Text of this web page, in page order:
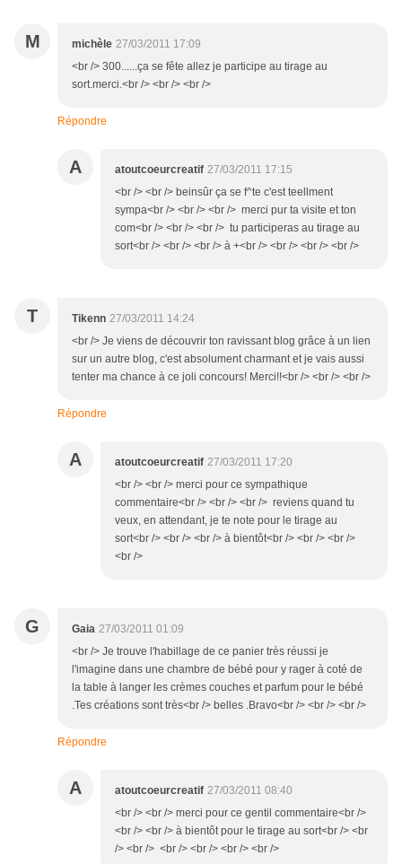
M michèle 27/03/2011 17:09
<br /> 300......ça se fête allez je participe au tirage au
sort.merci.<br /> <br /> <br />
Répondre
A atoutcoeurcreatif 27/03/2011 17:15
<br /> <br /> beinsûr ça se f^te c'est teellment
sympa<br /> <br /> <br /> merci pur ta visite et ton
com<br /> <br /> <br /> tu participeras au tirage au
sort<br /> <br /> <br /> à +<br /> <br /> <br /> <br />
T Tikenn 27/03/2011 14:24
<br /> Je viens de découvrir ton ravissant blog grâce à un lien
sur un autre blog, c'est absolument charmant et je vais aussi
tenter ma chance à ce joli concours! Merci!!<br /> <br /> <br />
Répondre
A atoutcoeurcreatif 27/03/2011 17:20
<br /> <br /> merci pour ce sympathique
commentaire<br /> <br /> <br /> reviens quand tu
veux, en attendant, je te note pour le tirage au
sort<br /> <br /> <br /> à bientôt<br /> <br /> <br />
<br />
G Gaia 27/03/2011 01:09
<br /> Je trouve l'habillage de ce panier très réussi je
l'imagine dans une chambre de bébé pour y rager à coté de
la table à langer les crèmes couches et parfum pour le bébé
.Tes créations sont très<br /> belles .Bravo<br /> <br /> <br />
Répondre
A atoutcoeurcreatif 27/03/2011 08:40
<br /> <br /> merci pour ce gentil commentaire<br />
<br /> <br /> à bientôt pour le tirage au sort<br /> <br
/> <br /> <br /> <br /> <br /> <br />